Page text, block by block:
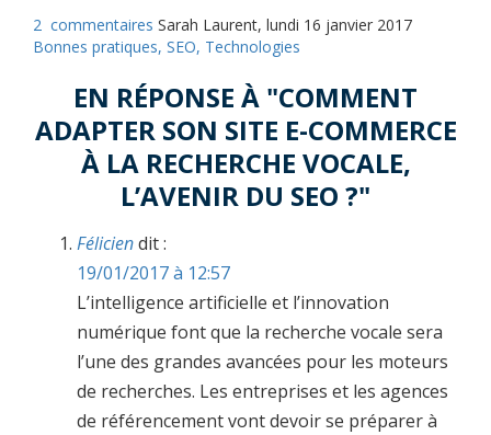
2 commentaires Sarah Laurent, lundi 16 janvier 2017
Bonnes pratiques, SEO, Technologies
EN RÉPONSE À "COMMENT
ADAPTER SON SITE E-COMMERCE
À LA RECHERCHE VOCALE,
L’AVENIR DU SEO ?"
Féliciendit :
19/01/2017 à 12:57
L’intelligence artificielle et l’innovation
numérique font que la recherche vocale sera
l’une des grandes avancées pour les moteurs
de recherches. Les entreprises et les agences
de référencement vont devoir se préparer à